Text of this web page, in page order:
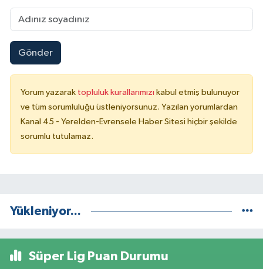
Gönder
Yorum yazarak topluluk kurallarımızı kabul etmiş bulunuyor
ve tüm sorumluluğu üstleniyorsunuz. Yazılan yorumlardan
Kanal 45 - Yerelden-Evrensele Haber Sitesi hiçbir şekilde
sorumlu tutulamaz.
Yükleniyor...
Süper Lig Puan Durumu